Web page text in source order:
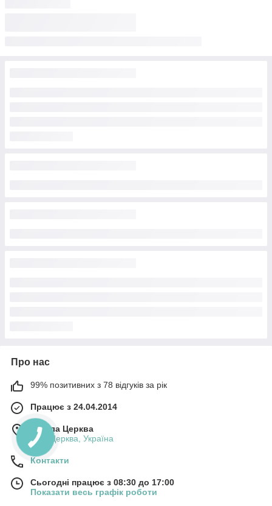
Про нас
99% позитивних з 78 відгуків за рік
Працює з 24.04.2014
м. Біла Церква
Біла Церква, Україна
Контакти
Сьогодні працює з 08:30 до 17:00
Показати весь графік роботи